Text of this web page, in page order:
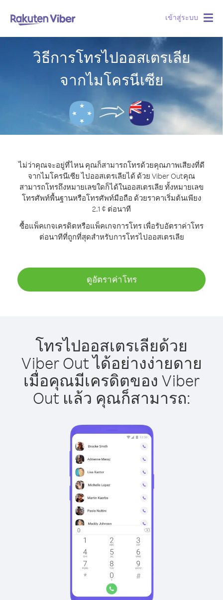
เข้าสู่ระบบ
วิธีการโทรไปออสเตรเลีย
จากไมโครนีเซีย
ไม่ว่าคุณจะอยู่ที่ไหน คุณก็สามารถโทรด้วยคุณภาพเสียงที่ดี
จากไมโครนีเซีย ไปออสเตรเลียได้ ด้วย Viber Outคุณ
สามารถโทรถึงหมายเลขใดก็ได้ในออสเตรเลีย ทั้งหมายเลข
โทรศัพท์พื้นฐานหรือโทรศัพท์มือถือ ด้วยราคาเริ่มต้นเพียง
2.1 ¢ ต่อนาที
ซื้อแพ็คเกจเครดิตหรือแพ็คเกจการโทร เพื่อรับอัตราค่าโทร
ต่อนาทีที่ถูกที่สุดสำหรับการโทรไปออสเตรเลีย
ดูอัตราค่าโทร
โทรไปออสเตรเลียด้วย
Viber Out ได้อย่างง่ายดาย
เมื่อคุณมีเครดิตของ Viber
Out แล้ว คุณก็สามารถ: